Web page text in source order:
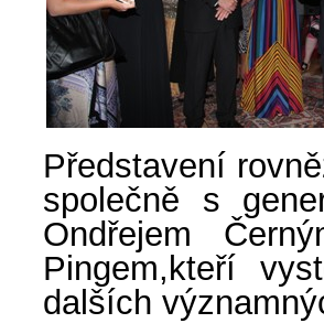
Představení
společně s
Ondřejem
Pingem,kteří
dalších